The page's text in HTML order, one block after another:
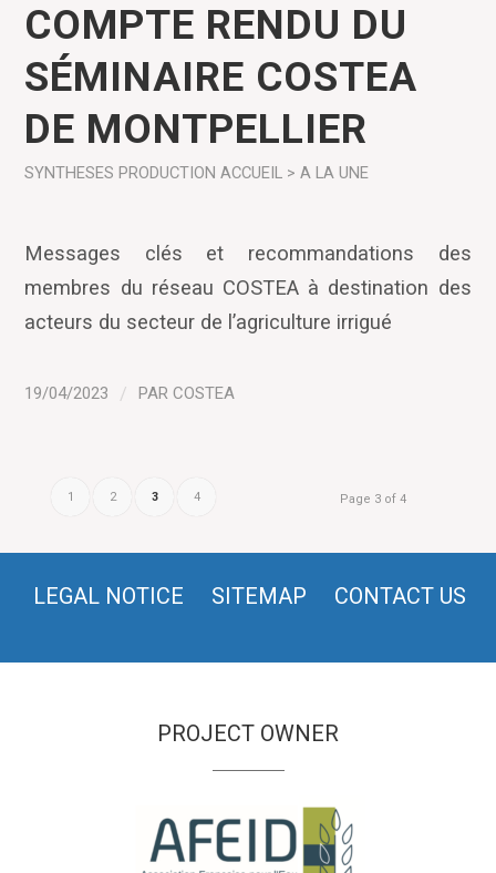
COMPTE RENDU DU
SÉMINAIRE COSTEA
DE MONTPELLIER
SYNTHESES PRODUCTION ACCUEIL > A LA UNE
Messages clés et recommandations des
membres du réseau COSTEA à destination des
acteurs du secteur de l’agriculture irrigué
19/04/2023 / PARCOSTEA
Page 3 of 4
1 2 3 4
LEGAL NOTICE SITEMAP CONTACT US
PROJECT OWNER